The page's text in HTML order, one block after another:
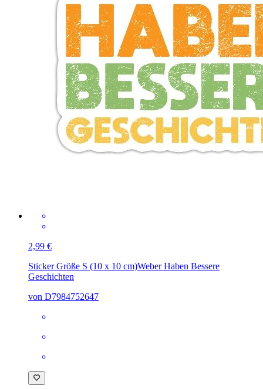
2,99 €
Sticker Größe S (10 x 10 cm)Weber Haben Bessere
Geschichten
von D7984752647